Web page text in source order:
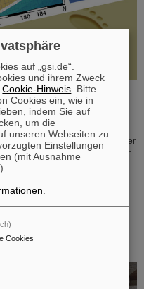
chemische Elemente
das Symbol der Chemie
haben hohe
schwerer als Uran, das
das in größeren Mengen auf der
anderem wie viele weitere dieser
warten, wo – wenn
in extremen
auf „gsi.de“.
und ihrem Zweck
Cookie-Hinweis . Bitte
Cookies ein, wie in
indem Sie auf
um die
unseren Webseiten zu
Einstellungen
(mit Ausnahme
Cookies